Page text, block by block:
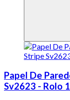
Papel De
Sv2623 - Rolo